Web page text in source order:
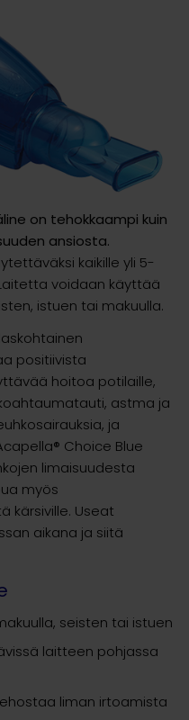
on tehokkaampi kuin
ansiosta.
kaikille yli 5-
voidaan käyttää
istuen tai makuulla.
positiivista
hoitoa potilaille,
astma ja
ja
Choice Blue
limaisuudesta
myös
kärsiville. Useat
aikana ja siitä
seisten tai istuen
laitteen pohjassa
liman irtoamista